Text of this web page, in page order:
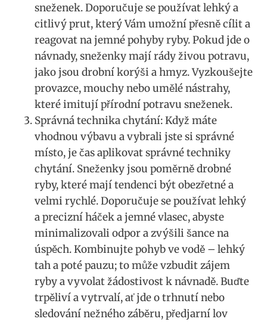
sneženek.‌ Doporučuje se používat lehký a
citlivý prut, který Vám umožní přesně cílit a
‍reagovat na jemné pohyby ryby. Pokud jde o
návnady, sneženky mají rády živou potravu,
jako jsou drobní korýši a ⁢hmyz.​ Vyzkoušejte
provazce, mouchy ‍nebo umělé ‌nástrahy,
které imitují přírodní potravu ⁤sneženek.
Správná technika ​chytání: ⁣Když máte
vhodnou výbavu a vybrali⁢ jste si správné
místo, je čas aplikovat správné techniky
chytání. Sneženky jsou poměrně drobné
ryby,⁢ které mají tendenci být⁤ obezřetné a
velmi rychlé. Doporučuje se používat ⁣lehký
a precizní háček a jemné vlasec, abyste
minimalizovali⁤ odpor a zvýšili šance na
úspěch.‌ Kombinujte pohyb ve ⁤vodě – lehký
⁣tah a ⁢poté pauzu; to ⁤může vzbudit zájem
ryby a vyvolat‍ žádostivost k návnadě. Buďte
⁣trpěliví a vytrvalí, ať jde o trhnutí nebo
sledování nežného záběru, předjarní lov